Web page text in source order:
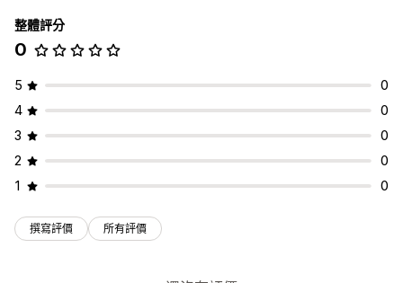
整體評分
0
5
0
4
0
3
0
2
0
1
0
撰寫評價 所有評價